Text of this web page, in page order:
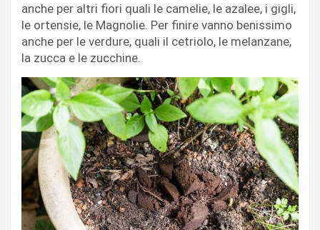
anche per altri fiori quali le camelie, le azalee, i gigli,
le ortensie, le Magnolie. Per finire vanno benissimo
anche per le verdure, quali il cetriolo, le melanzane,
la zucca e le zucchine.